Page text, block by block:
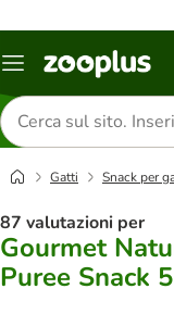
Overview
Cerca
prodotti
Gatti Snack per
87 valutazioni per
Gourmet
Puree Snack